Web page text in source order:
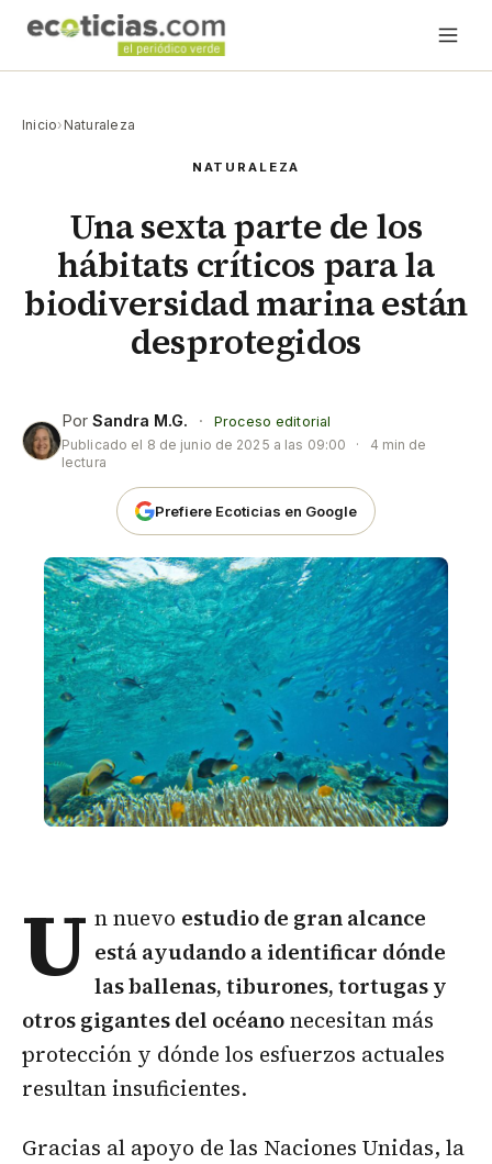
Inicio› Naturaleza
NATURALEZA
Una sexta parte de los
hábitats críticos para la
biodiversidad marina están
desprotegidos
Por Sandra M.G. ·
Proceso editorial
Publicado el 8 de junio de 2025 a las 09:00 ·
4 min de
lectura
Prefiere Ecoticias en Google
U n nuevo estudio de gran alcance
está ayudando a identificar dónde
las ballenas, tiburones, tortugas y
otros gigantes del océanonecesitan más
protección y dónde los esfuerzos actuales
resultan insuficientes.
Gracias al apoyo de las Naciones Unidas, la